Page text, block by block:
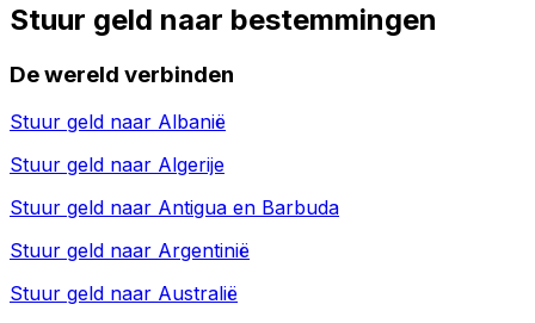
Stuur geld naar bestemmingen
De wereld verbinden
Stuur geld naar Albanië
Stuur geld naar Algerije
Stuur geld naar Antigua en Barbuda
Stuur geld naar Argentinië
Stuur geld naar Australië